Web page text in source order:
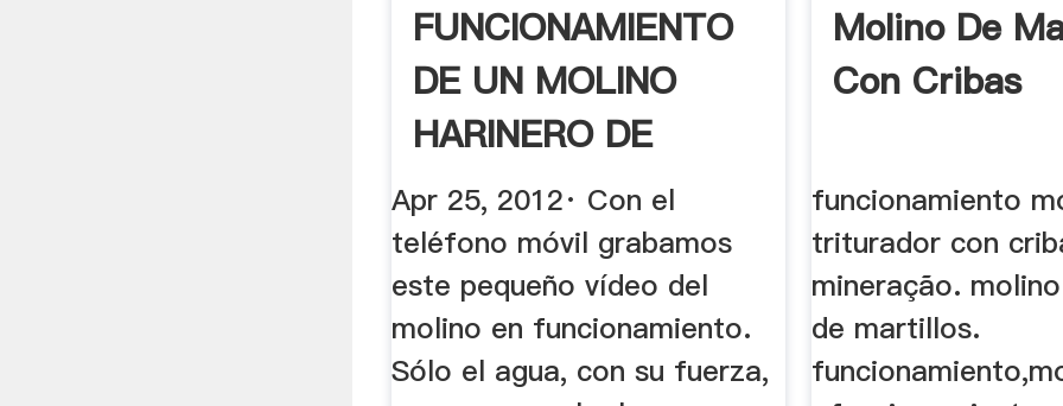
FUNCIONAMIENTO
DE UN MOLINO
HARINERO DE
AGUA .
Apr 25, 2012· Con el
teléfono móvil grabamos
este pequeño vídeo del
molino en funcionamiento.
Sólo el agua, con su fuerza,
Molino De
Con Cribas
funcionamiento
triturador con
mineração.
de martillos.